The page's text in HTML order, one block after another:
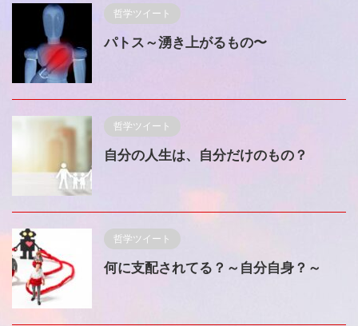
哲学ツイート
パトス～湧き上がるもの〜
哲学ツイート
自分の人生は、自分だけのもの？
哲学ツイート
何に支配されてる？～自分自身？～